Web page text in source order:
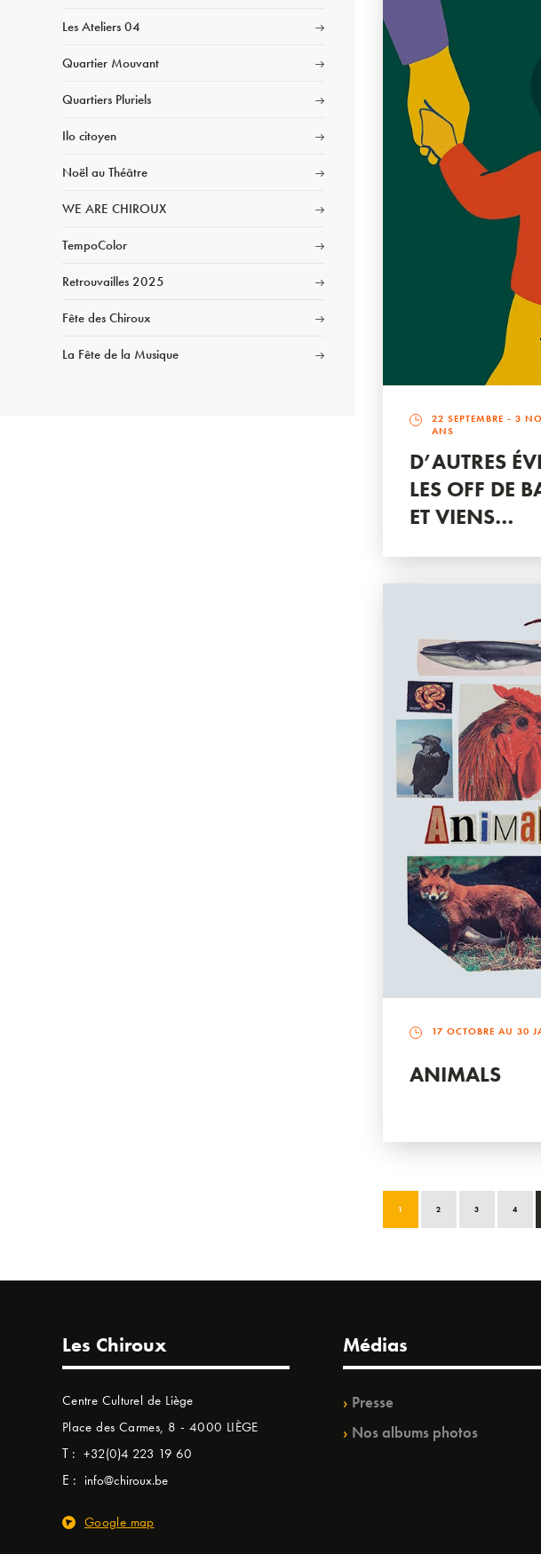
Les Ateliers 04
Quartier Mouvant
Quartiers Pluriels
Ilo citoyen
Noël au Théâtre
WE ARE CHIROUX
TempoColor
Retrouvailles 2025
Fête des Chiroux
La Fête de la Musique
22 SEPTEMBRE -3
ANS
D’AUTRES
LES OFF DE
ET VIENS…
17 OCTOBRE AU 30
ANIMALS
1 2 3 4
Les Chiroux
Centre Culturel de Liège
Place des Carmes, 8 - 4000 LIÈGE
T : +32(0)4 223 19 60
E : info@chiroux.be
Google map
Médias
Presse
Nos albums photos